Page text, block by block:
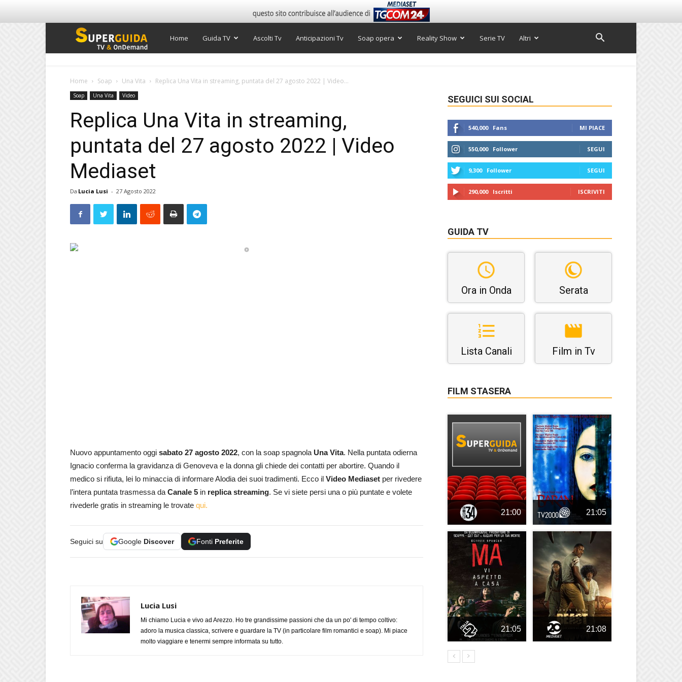
Super
Home Guida TV Ascolti Tv Anticipazioni Tv Soap opera Reality Show Serie TV Altri
Home Soap Una Vita Replica Una Vita in streaming, puntata del 27 agosto 2022 | Video...
Soap Una Vita Video
Replica Una Vita in streaming,
puntata del 27 agosto 2022 | Video
Mediaset
Da Lucia Lusi - 27 Agosto 2022
Nuovo appuntamento oggi sabato 27 agosto 2022, con la soap spagnola Una Vita. Nella puntata odierna
Ignacio conferma la gravidanza di Genoveva e la donna gli chiede dei contatti per abortire. Quando il
medico si rifiuta, lei lo minaccia di informare Alodia dei suoi tradimenti. Ecco il Video Mediaset per rivedere
l’intera puntata trasmessa da Canale 5 in replica streaming. Se vi siete persi una o più puntate e volete
rivederle gratis in streaming le trovate qui.
Seguici su Google Discover Fonti Preferite
Lucia Lusi
Mi chiamo Lucia e vivo ad Arezzo. Ho tre grandissime passioni che da un po' di tempo coltivo:
adoro la musica classica, scrivere e guardare la TV (in particolare film romantici e soap). Mi piace
molto viaggiare e tenermi sempre informata su tutto.
SEGUICI SUI SOCIAL
540,000 Fans MI PIACE
550,000 Follower SEGUI
9,300 Follower SEGUI
290,000 Iscritti ISCRIVITI
GUIDA TV
Ora in Onda Serata
Lista Canali Film in Tv
FILM STASERA
21:00 21:05
21:05 21:08